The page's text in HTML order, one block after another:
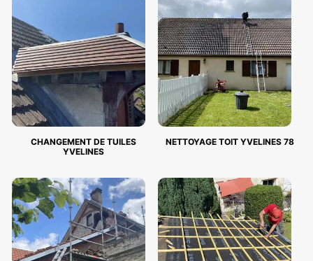
CHANGEMENT DE TUILES
YVELINES
NETTOYAGE TOIT YVELINES 78